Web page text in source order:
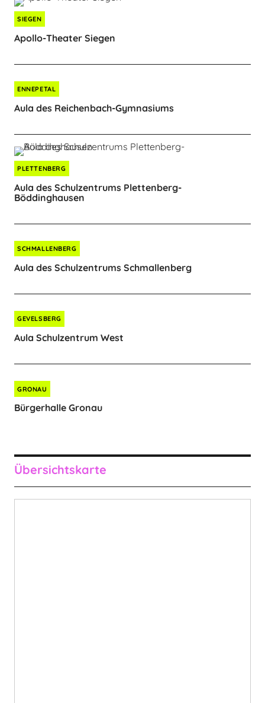
SIEGEN
Apollo-Theater Siegen
ENNEPETAL
Aula des Reichenbach-Gymnasiums
PLETTENBERG
Aula des Schulzentrums Plettenberg-
Böddinghausen
SCHMALLENBERG
Aula des Schulzentrums Schmallenberg
GEVELSBERG
Aula Schulzentrum West
GRONAU
Bürgerhalle Gronau
Übersichtskarte